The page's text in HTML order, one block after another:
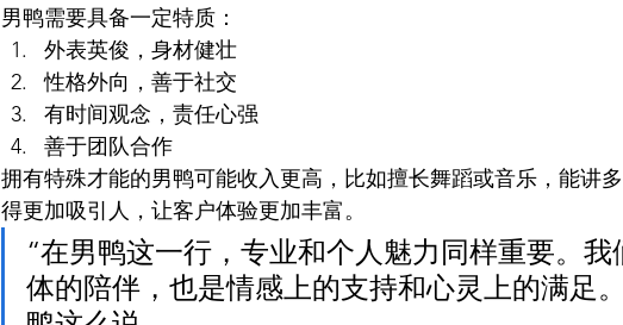
男鸭需要具备一定特质：
外表英俊，身材健壮
性格外向，善于社交
有时间观念，责任心强
善于团队合作
拥有特殊才能的男鸭可能收入更高，比如擅长舞蹈或音乐，能讲
得更加吸引人，让客户体验更加丰富。
“在男鸭这一行，专业和个人魅力同样重要。
体的陪伴，也是情感上的支持和心灵上的满足